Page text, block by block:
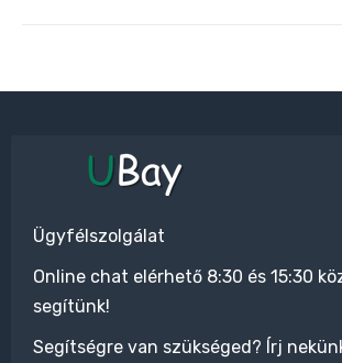
Ügyfélszolgálat
Online chat elérhető 8:30 és 15:30
segítünk!
Segítségre van szükséged? Írj